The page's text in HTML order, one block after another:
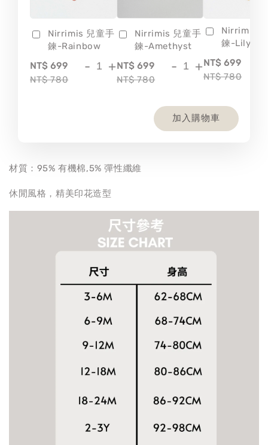
Nirrimis 兒童手
鍊-Rainbow
NT$ 699
NT$ 780
- +
Nirrimis 兒童手
鍊-Amethyst
NT$ 699
NT$ 780
- +
Nirrimis
鍊-Lily
NT$ 699
NT$ 780
加入購物車
材質：95% 有機棉,5% 彈性纖維
休閒風格，精美印花造型